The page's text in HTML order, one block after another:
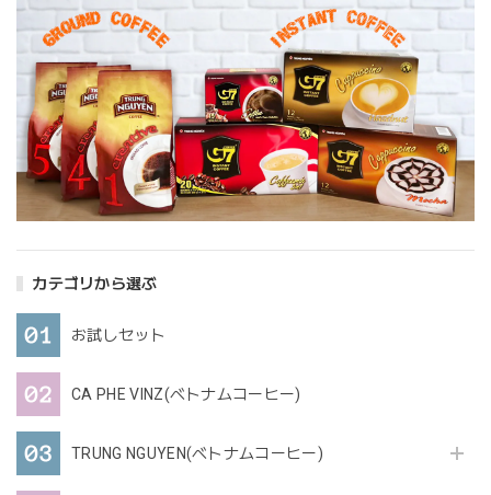
カテゴリから選ぶ
お試しセット
CA PHE VINZ(ベトナムコーヒー)
TRUNG NGUYEN(ベトナムコーヒー)